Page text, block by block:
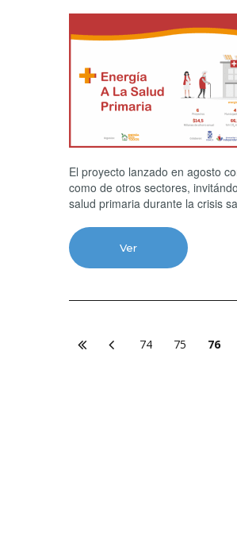
El proyecto lanzado en agosto
como de otros sectores,
salud primaria durante la crisis
Ver
74 75 76